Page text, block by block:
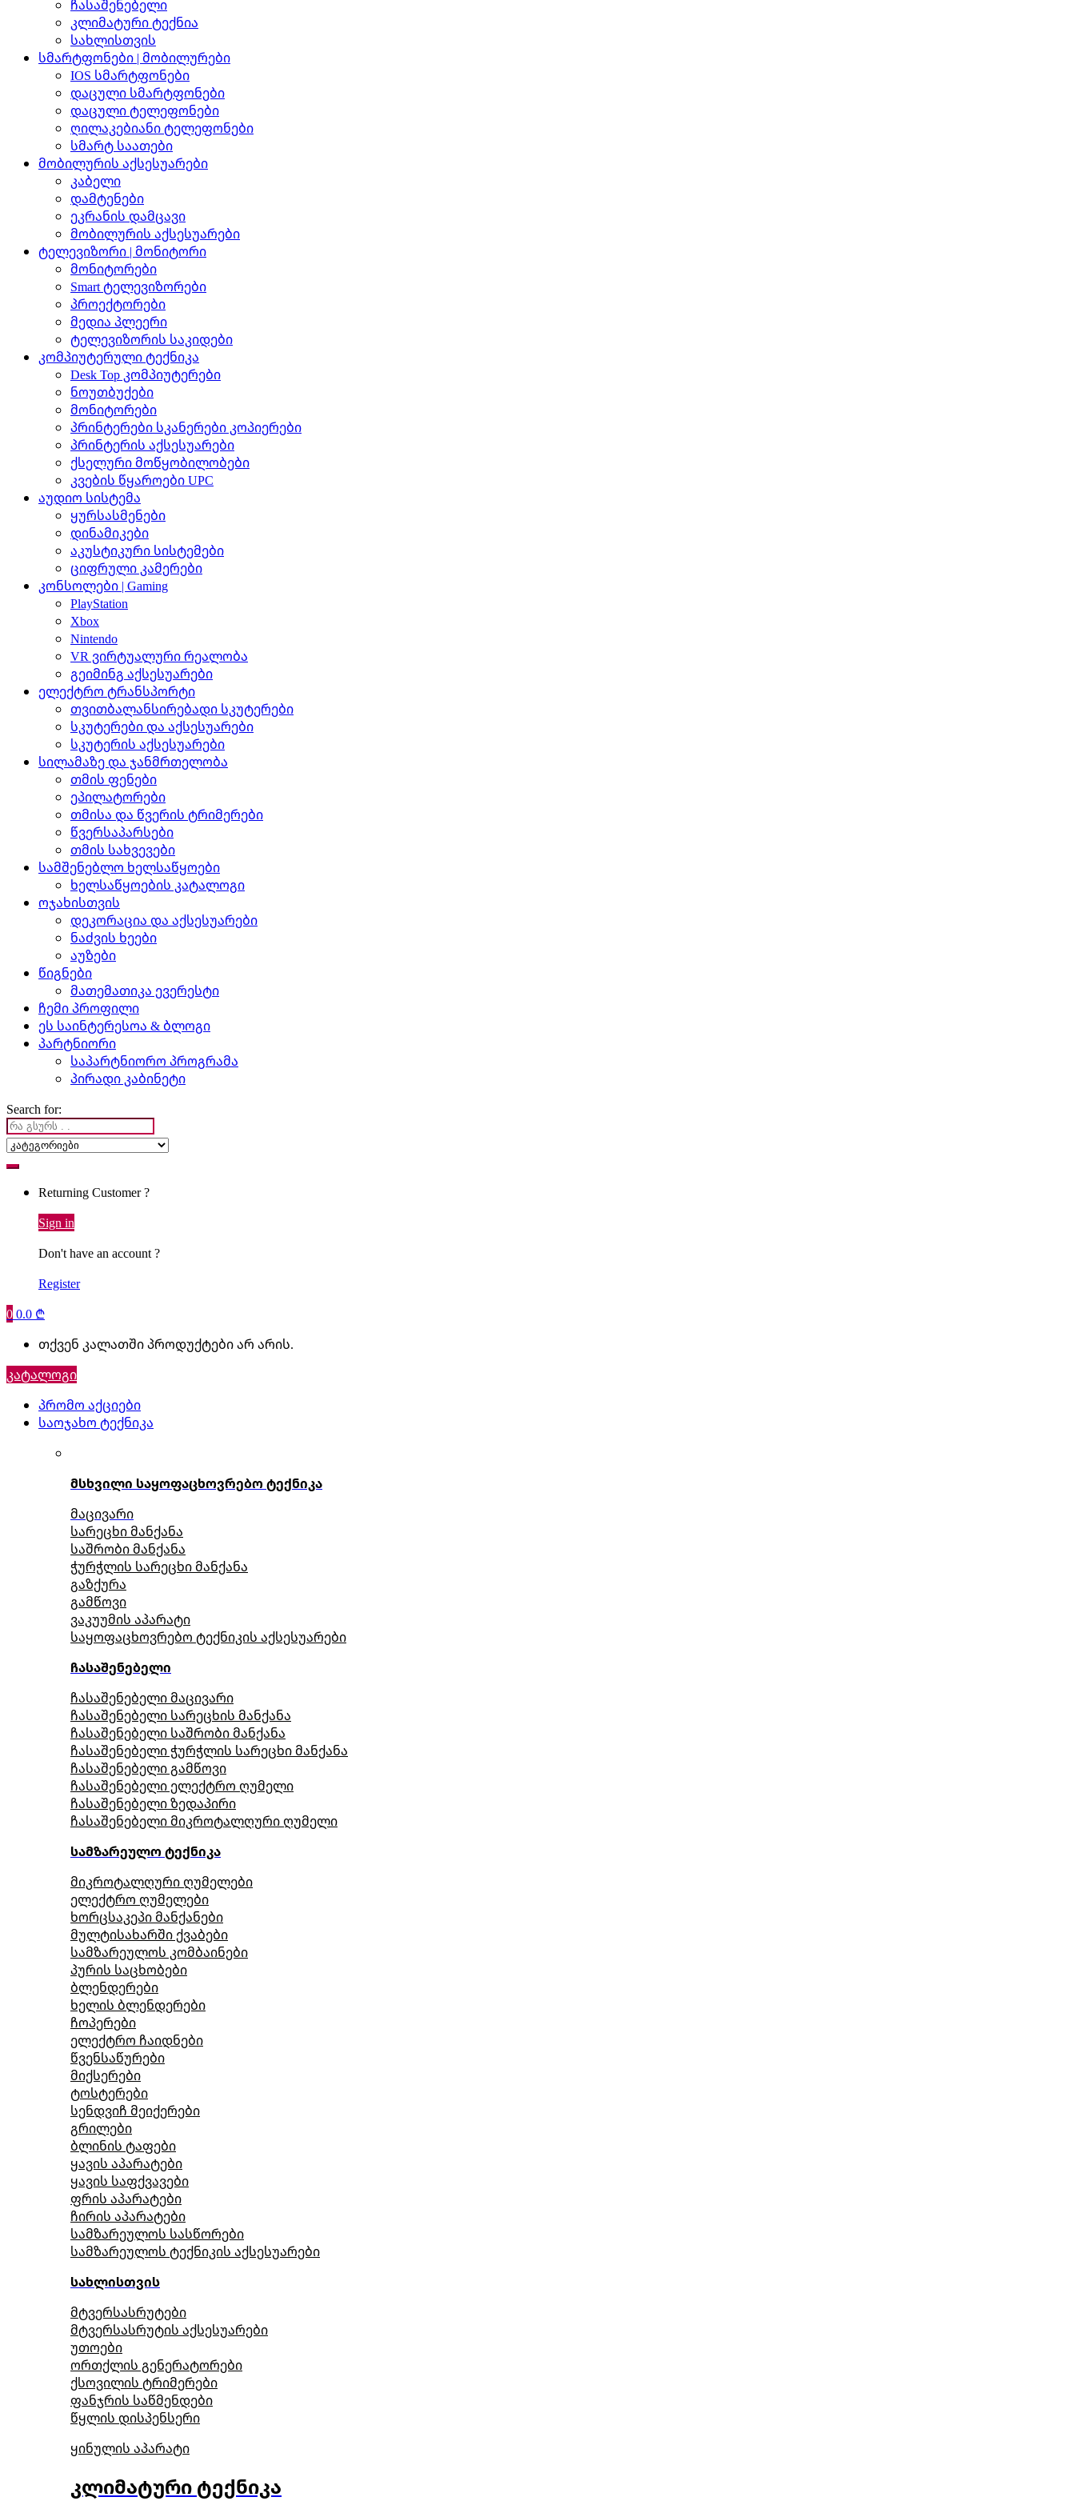
ჩასაშენებელი
კლიმატური ტექნია
სახლისთვის
სმარტფონები | მობილურები
IOS სმარტფონები
დაცული სმარტფონები
დაცული ტელეფონები
ღილაკებიანი ტელეფონები
სმარტ საათები
მობილურის აქსესუარები
კაბელი
დამტენები
ეკრანის დამცავი
მობილურის აქსესუარები
ტელევიზორი | მონიტორი
მონიტორები
Smart ტელევიზორები
პროექტორები
მედია პლეერი
ტელევიზორის საკიდები
კომპიუტერული ტექნიკა
Desk Top კომპიუტერები
ნოუთბუქები
მონიტორები
პრინტერები სკანერები კოპიერები
პრინტერის აქსესუარები
ქსელური მოწყობილობები
კვების წყაროები UPC
აუდიო სისტემა
ყურსასმენები
დინამიკები
აკუსტიკური სისტემები
ციფრული კამერები
კონსოლები | Gaming
PlayStation
Xbox
Nintendo
VR ვირტუალური რეალობა
გეიმინგ აქსესუარები
ელექტრო ტრანსპორტი
თვითბალანსირებადი სკუტერები
სკუტერები და აქსესუარები
სკუტერის აქსესუარები
სილამაზე და ჯანმრთელობა
თმის ფენები
ეპილატორები
თმისა და წვერის ტრიმერები
წვერსაპარსები
თმის სახვევები
სამშენებლო ხელსაწყოები
ხელსაწყოების კატალოგი
ოჯახისთვის
დეკორაცია და აქსესუარები
ნაძვის ხეები
აუზები
წიგნები
მათემათიკა ევერესტი
ჩემი პროფილი
ეს საინტერესოა & ბლოგი
პარტნიორი
საპარტნიორო პროგრამა
პირადი კაბინეტი
Search for:
Returning Customer ?
Sign in
Don't have an account ?
Register
00.0 ₾
თქვენ კალათში პროდუქტები არ არის.
კატალოგი
პრომო აქციები
საოჯახო ტექნიკა
მსხვილი საყოფაცხოვრებო ტექნიკა
მაცივარი
სარეცხი მანქანა
საშრობი მანქანა
ჭურჭლის სარეცხი მანქანა
გაზქურა
გამწოვი
ვაკუუმის აპარატი
საყოფაცხოვრებო ტექნიკის აქსესუარები
ჩასაშენებელი
ჩასაშენებელი მაცივარი
ჩასაშენებელი სარეცხის მანქანა
ჩასაშენებელი საშრობი მანქანა
ჩასაშენებელი ჭურჭლის სარეცხი მანქანა
ჩასაშენებელი გამწოვი
ჩასაშენებელი ელექტრო ღუმელი
ჩასაშენებელი ზედაპირი
ჩასაშენებელი მიკროტალღური ღუმელი
სამზარეულო ტექნიკა
მიკროტალღური ღუმელები
ელექტრო ღუმელები
ხორცსაკეპი მანქანები
მულტისახარში ქვაბები
სამზარეულოს კომბაინები
პურის საცხობები
ბლენდერები
ხელის ბლენდერები
ჩოპერები
ელექტრო ჩაიდნები
წვენსაწურები
მიქსერები
ტოსტერები
სენდვიჩ მეიქერები
გრილები
ბლინის ტაფები
ყავის აპარატები
ყავის საფქვავები
ფრის აპარატები
ჩირის აპარატები
სამზარეულოს სასწორები
სამზარეულოს ტექნიკის აქსესუარები
სახლისთვის
მტვერსასრუტები
მტვერსასრუტის აქსესუარები
უთოები
ორთქლის გენერატორები
ქსოვილის ტრიმერები
ფანჯრის საწმენდები
წყლის დისპენსერი
ყინულის აპარატი
კლიმატური ტექნიკა